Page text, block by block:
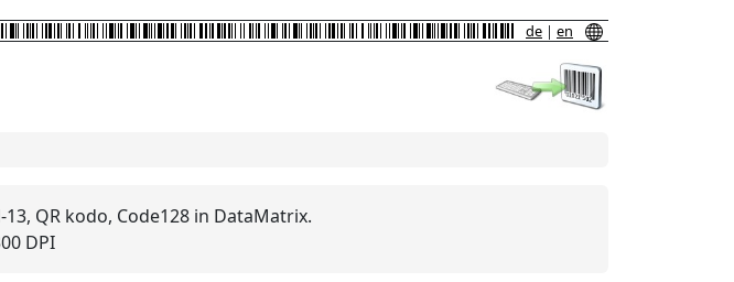
de | en
QR kodo, Code128 in DataMatrix.
DPI